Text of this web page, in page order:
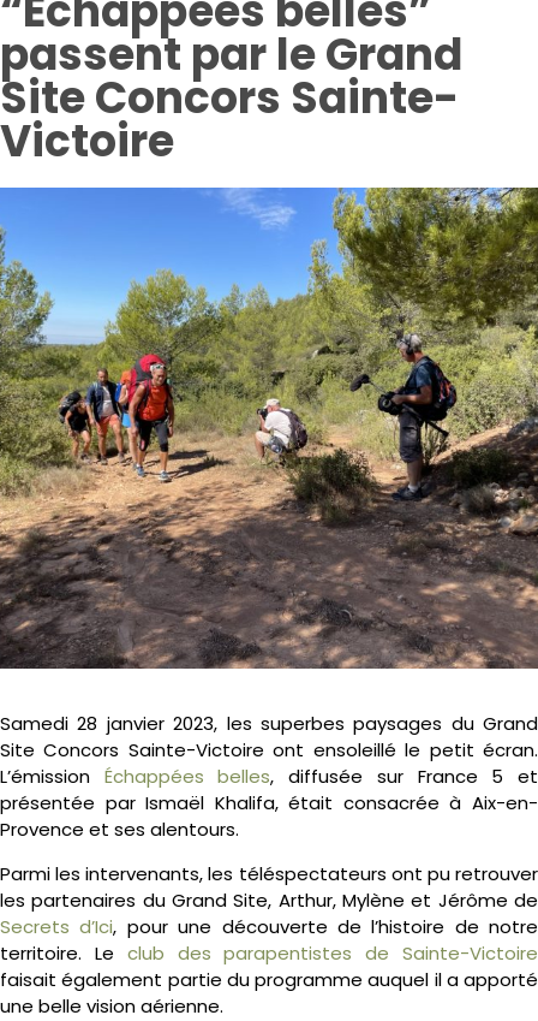
passent par le Grand
Site Concors Sainte-
Victoire
Samedi 28 janvier 2023, les superbes paysages du Grand
Site Concors Sainte-Victoire ont ensoleillé le petit écran.
L’émission Échappées belles, diffusée sur France 5 et
présentée par Ismaël Khalifa, était consacrée à Aix-en-
Provence et ses alentours.
Parmi les intervenants, les téléspectateurs ont pu retrouver
les partenaires du Grand Site, Arthur, Mylène et Jérôme de
Secrets d’Ici, pour une découverte de l’histoire de notre
territoire. Le club des parapentistes de Sainte-Victoire
faisait également partie du programme auquel il a apporté
une belle vision aérienne.